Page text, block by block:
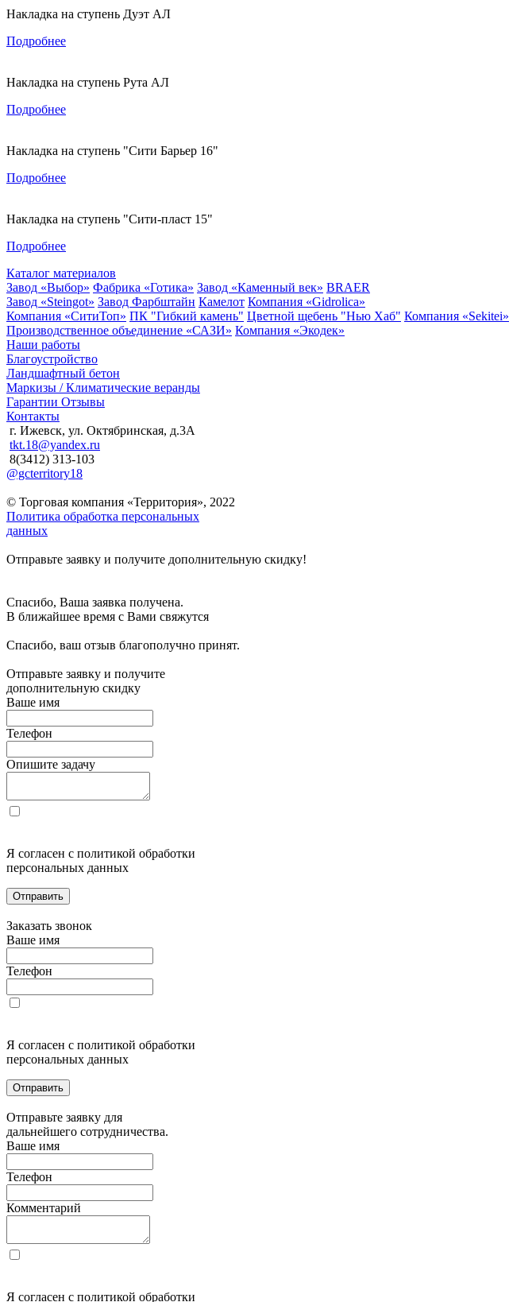
Накладка на ступень Дуэт АЛ
Подробнее
Накладка на ступень Рута АЛ
Подробнее
Накладка на ступень "Сити Барьер 16"
Подробнее
Накладка на ступень "Сити-пласт 15"
Подробнее
Каталог материалов
Завод «Выбор» Фабрика «Готика» Завод «Каменный век» BRAER
Завод «Steingot» Завод Фарбштайн Камелот Компания «Gidrolica»
Компания «СитиТоп» ПК "Гибкий камень" Цветной щебень "Нью Хаб" Компания «Sekitei»
Производственное объединение «САЗИ» Компания «Экодек»
Наши работы
Благоустройство
Ландшафтный бетон
Маркизы / Климатические веранды
Гарантии Отзывы
Контакты
г. Ижевск, ул. Октябринская, д.3А
tkt.18@yandex.ru
8(3412) 313-103
@gcterritory18
© Торговая компания «Территория», 2022
Политика обработка персональных
данных
Отправьте заявку и получите дополнительную скидку!
Спасибо, Ваша заявка получена.
В ближайшее время с Вами свяжутся
Спасибо, ваш отзыв благополучно принят.
Отправьте заявку и получите
дополнительную скидку
Ваше имя
Телефон
Опишите задачу
Я согласен с политикой обработки
персональных данных
Отправить
Заказать звонок
Ваше имя
Телефон
Я согласен с политикой обработки
персональных данных
Отправить
Отправьте заявку для
дальнейшего сотрудничества.
Ваше имя
Телефон
Комментарий
Я согласен с политикой обработки